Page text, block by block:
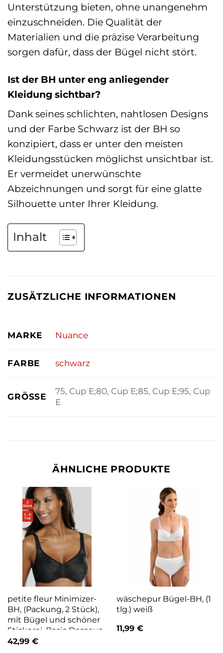
Unterstützung bieten, ohne unangenehm
einzuschneiden. Die Qualität der
Materialien und die präzise Verarbeitung
sorgen dafür, dass der Bügel nicht stört.
Ist der BH unter eng anliegender
Kleidung sichtbar?
Dank seines schlichten, nahtlosen Designs
und der Farbe Schwarz ist der BH so
konzipiert, dass er unter den meisten
Kleidungsstücken möglichst unsichtbar ist.
Er vermeidet unerwünschte
Abzeichnungen und sorgt für eine glatte
Silhouette unter Ihrer Kleidung.
Inhalt
ZUSÄTZLICHE INFORMATIONEN
MARKE Nuance
FARBE schwarz
GRÖSSE
75, Cup E;80, Cup E;85, Cup E;95, Cup
E
ÄHNLICHE PRODUKTE
petite fleur Minimizer-
BH, (Packung, 2 Stück),
mit Bügel und schöner
Stickerei, Basic Dessous
schwarz
42,99 €
wäschepur Bügel-BH, (1
tlg.) weiß
11,99 €